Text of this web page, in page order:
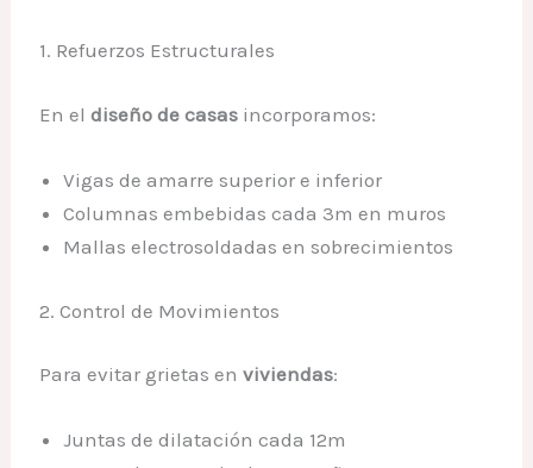
1. Refuerzos Estructurales
En eldiseño de casas incorporamos:
Vigas de amarre superior e inferior
Columnas embebidas cada 3m en muros
Mallas electrosoldadas en sobrecimientos
2. Control de Movimientos
Para evitar grietas enviviendas:
Juntas de dilatación cada 12m